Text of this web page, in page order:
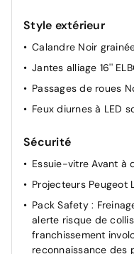
Style extérieur
Calandre Noir
Jantes alliage 16''
Passages de roues
Feux diurnes à LED
Sécurité
Essuie-vitre Avant à
Projecteurs Peugeot
Pack Safety :
alerte risque de
franchissement
reconnaissance des